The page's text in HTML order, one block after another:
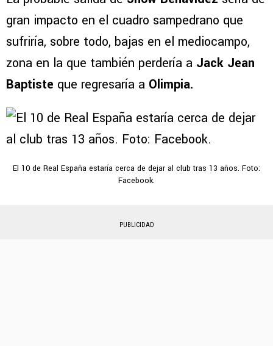
gran impacto en el cuadro sampedrano que
sufriría, sobre todo, bajas en el mediocampo,
zona en la que también perdería a Jack Jean
Baptiste que regresaría a Olimpia.
El 10 de Real España estaría cerca de dejar al club tras 13 años. Foto:
Facebook.
PUBLICIDAD